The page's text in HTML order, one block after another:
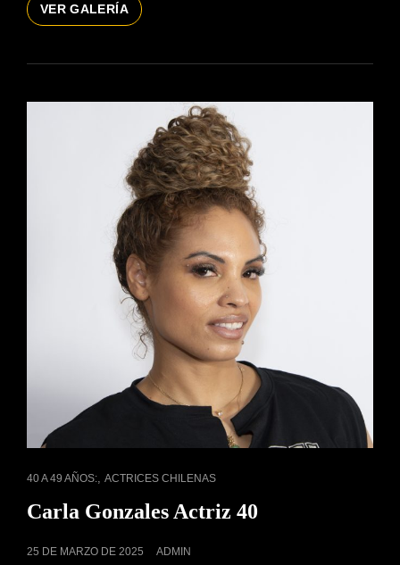
VER GALERÍAROSSANNY
LANZA
ENLACES
40 A 49 AÑOS:, ACTRICES CHILENAS
Carla Gonzales Actriz 40
PUBLICADO
25 DE MARZO DE 2025 ADMIN